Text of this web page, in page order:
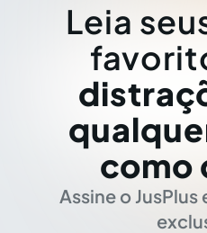
Leia
como
Assine o